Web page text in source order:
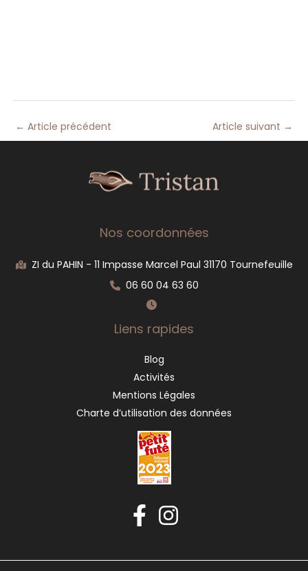
← Article précédent Article suivant →
Nos coordonnées
ZI du PAHIN - 11 Impasse Marcel Paul 31170 Tournefeuille
06 60 04 63 60
Liens rapides
Blog
Activités
Mentions Légales
Charte d’utilisation des données